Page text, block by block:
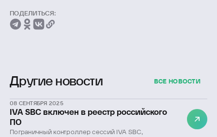
ПОДЕЛИТЬСЯ:
Другие новости ВСЕ НОВОСТИ
08 СЕНТЯБРЯ 2025
IVA SBC включен в реестр российского
ПО
Пограничный контроллер сессий IVA SBC,